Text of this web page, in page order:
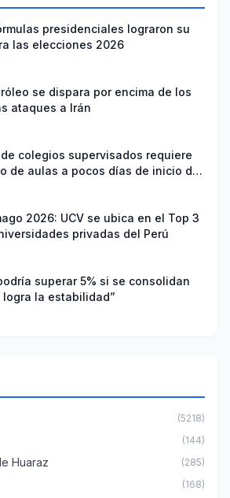
presidenciales lograron su
las elecciones 2026
se dispara por encima de los
ataques a Irán
colegios supervisados requiere
de aulas a pocos días de inicio del
2026: UCV se ubica en el Top 3
privadas del Perú
superar 5% si se consolidan
logra la estabilidad”
(5218)
(144)
Huaraz (285)
(168)